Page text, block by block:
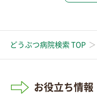
どうぶつ病院検索 TOP
お役立ち情報